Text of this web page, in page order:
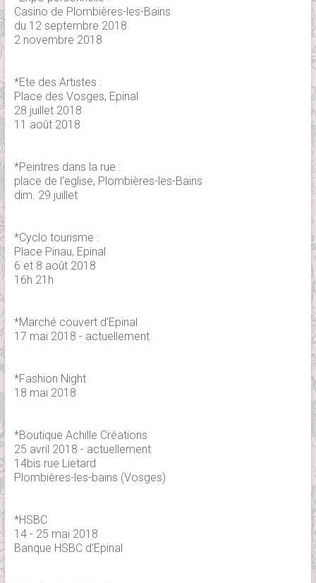
Casino de Plombières-les-Bains
du 12 septembre 2018
2 novembre 2018
*Ete des Artistes :
Place des Vosges, Epinal
28 juillet 2018
11 août 2018
*Peintres dans la rue :
place de l'eglise, Plombières-les-Bains
dim. 29 juillet
*Cyclo tourisme :
Place Pinau, Epinal
6 et 8 août 2018
16h 21h
*Marché couvert d'Epinal
17 mai 2018 - actuellement
*Fashion Night
18 mai 2018
*Boutique Achille Créations
25 avril 2018 - actuellement
14bis rue Lietard
Plombières-les-bains (Vosges)
*HSBC
14 - 25 mai 2018
Banque HSBC d'Epinal